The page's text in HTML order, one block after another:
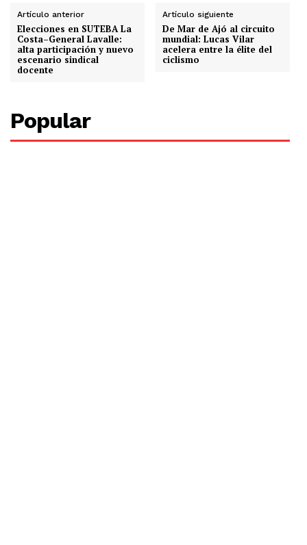
Artículo anterior
Elecciones en SUTEBA La
Costa–General Lavalle:
alta participación y nuevo
escenario sindical
docente
Artículo siguiente
De Mar de Ajó al circuito
mundial: Lucas Vilar
acelera entre la élite del
ciclismo
Popular